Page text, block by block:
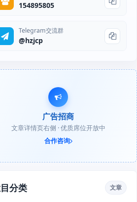
154895805
Telegram交流群
@hzjcp
广告招商
文章详情页右侧 · 优质席位开放中
合作咨询
分类 文章